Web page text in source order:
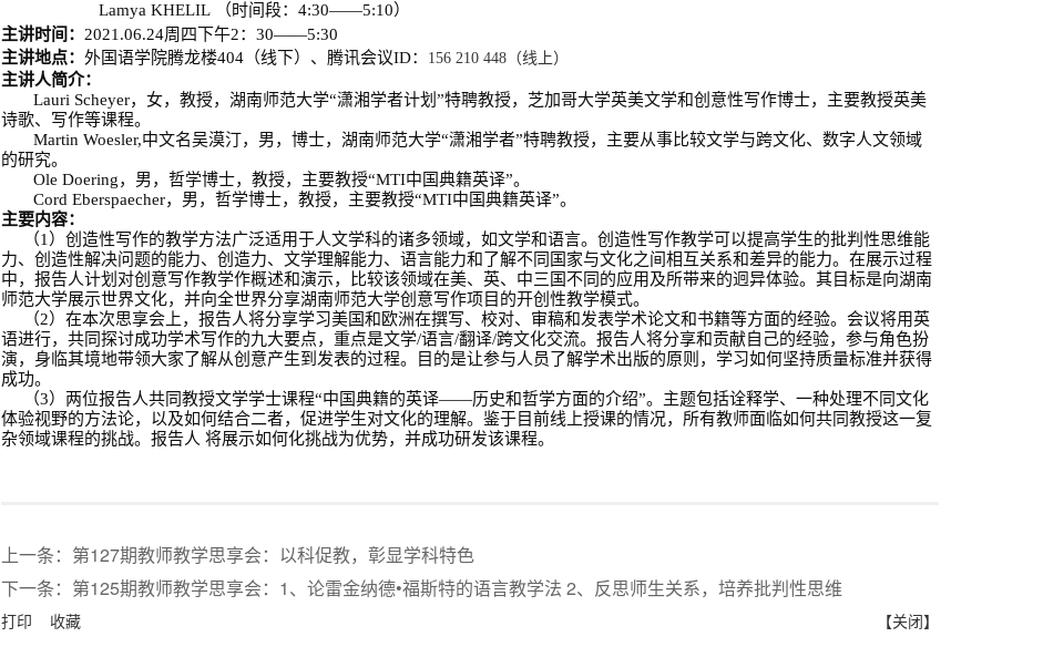
Lamya KHELIL
（ 时间段：4:30——5:10）
主讲时间： 2021.06.24周四下午2：30——5:30
主讲地点：外国语学院腾龙楼404 （线下）、腾讯会议ID： 156 210 448 （线上）
主讲人简介：
Lauri Scheyer，女，教授，湖南师范大学“潇湘学者计划”特聘教授，芝加哥大学英美文学和创意性写作博士，主要教授英美
诗歌、写作等课程。
Martin Woesler,中文名吴漠汀，男，博士，湖南师范大学“潇湘学者”特聘教授，主要从事比较文学与跨文化、数字人文领域
的研究。
Ole Doering，男，哲学博士，教授，主要教授“MTI中国典籍英译”。
Cord Eberspaecher，男，哲学博士，教授，主要教授“MTI中国典籍英译”。
主要内容：
（1 ）创造性写作的教学方法广泛适用于人文学科的诸多领域，如文学和语言。创造性写作教学可以提高学生的批判性思维能
力、创造性解决问题的能力、创造力、文学理解能力、语言能力和了解不同国家与文化之间相互关系和差异的能力。在展示过程
中，报告人计划对创意写作教学作概述和演示，比较该领域在美、英、中三国不同的应用及所带来的迥异体验。其目标是向湖南
师范大学展示世界文化，并向全世界分享湖南师范大学创意写作项目的开创性教学模式。
（2）在本次思享会上，报告人将分享学习美国和欧洲在撰写、校对、审稿和发表学术论文和书籍等方面的经验。会议将用英
语进行，共同探讨成功学术写作的九大要点，重点是文学/语言/翻译/跨文化交流。报告人将分享和贡献自己的经验，参与角色扮
演，身临其境地带领大家了解从创意产生到发表的过程。目的是让参与人员了解学术出版的原则，学习如何坚持质量标准并获得
成功。
（3）两位报告人共同教授文学学士课程“中国典籍的英译——历史和哲学方面的介绍”。主题包括诠释学、一种处理不同文化
体验视野的方法论，以及如何结合二者，促进学生对文化的理解。鉴于目前线上授课的情况，所有教师面临如何共同教授这一复
杂领域课程的挑战。报告人 将展示如何化挑战为优势，并成功研发该课程。
上一条： 第127期教师教学思享会：以科促教，彰显学科特色
下一条： 第125期教师教学思享会：1、论雷金纳德•福斯特的语言教学法 2、反思师生关系，培养批判性思维
【关闭】
打印 收藏